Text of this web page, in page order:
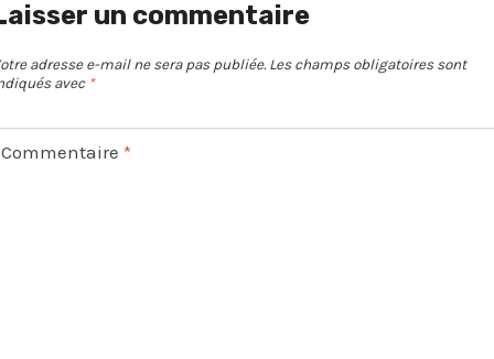
un commentaire
adresse e-mail ne sera pas publiée. Les champs obligatoires sont
avec *
Commentaire *